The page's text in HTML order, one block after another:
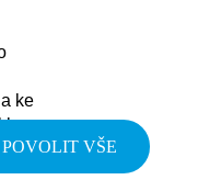
ke
POVOLIT VŠE